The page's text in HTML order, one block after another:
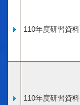
110年度研習資料
110年度研習資料